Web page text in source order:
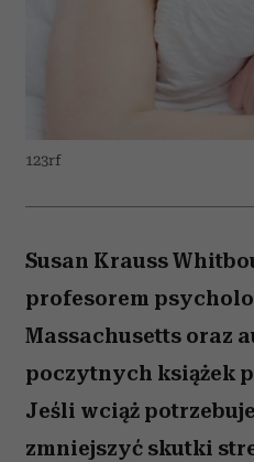
123rf
Susan Krauss
profesorem
Massachusetts oraz
poczytnych książek
Jeśli wciąż
zmniejszyć skutki